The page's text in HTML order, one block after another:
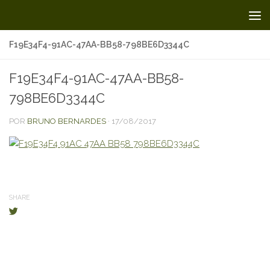
F19E34F4-91AC-47AA-BB58-798BE6D3344C
F19E34F4-91AC-47AA-BB58-
798BE6D3344C
POR BRUNO BERNARDES · 17/08/2017
SHARE